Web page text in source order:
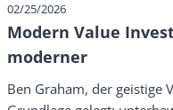
02/25/2026
Modern Value
moderner
Ben Graham, der geistige